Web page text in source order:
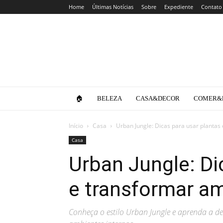
Home Últimas Notícias Sobre Expediente Contato
🏠 BELEZA CASA&DECOR
Início Casa Urban Jungle: Dicas para usar
Casa
Urban Jungle:
e transformar
Conheça o estilo Urban Jungle e aprenda a